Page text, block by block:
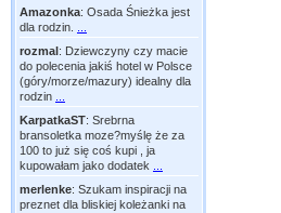
Amazonka: Osada Śnieżka jest
dla rodzin.
rozmal: Dziewczyny czy macie
do polecenia jakiś hotel w Polsce
(góry/morze/mazury) idealny dla
rodzin
KarpatkaST: Srebrna
bransoletka moze?myślę że za
100 to już się coś kupi , ja
kupowałam jako dodatek
merlenke: Szukam inspiracji na
preznet dla bliskiej koleżanki na